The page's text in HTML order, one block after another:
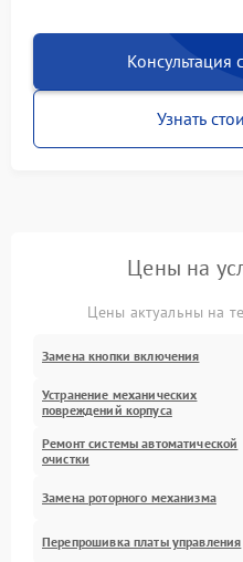
Консультация
Узнать
Цены на
Цены актуальны на
Замена кнопки включения
Устранение механических
повреждений корпуса
Ремонт системы автоматической
очистки
Замена роторного механизма
Перепрошивка платы управления